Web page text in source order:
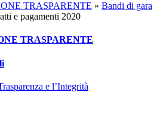
TRASPARENTE » Bandi di gara
e pagamenti 2020
TRASPARENTE
e l’Integrità